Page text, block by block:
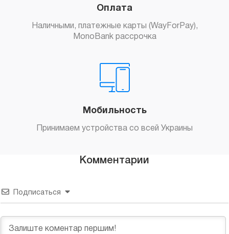
Оплата
Наличными, платежные карты (WayForPay),
MonoBank рассрочка
Мобильность
Принимаем устройства со всей Украины
Комментарии
Подписаться